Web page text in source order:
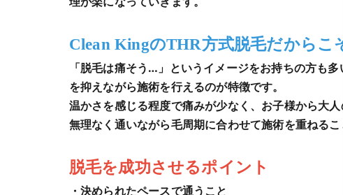
Clean KingのTHR方式脱毛だからこ
「脱毛は痛そう…」というイメージをお持ちの方も
を抑えながら施術を行えるのが特徴です。
温かさを感じる程度で痛みが少なく、お子様から大
無理なく通いながら毛周期に合わせて施術を重ねる
脱毛を成功させるポイント
・決められたペースで通うこと